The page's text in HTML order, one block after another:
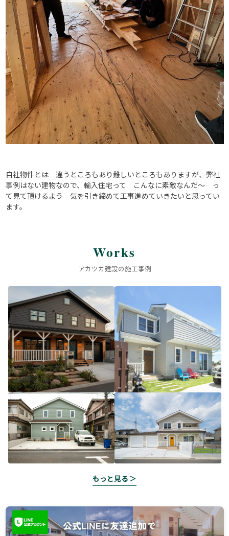
自社物件とは 違うところもあり難しいところもありますが、弊社
事例はない建物なので、輸入住宅って こんなに素敵なんだ～ っ
て見て頂けるよう 気を引き締めて工事進めていきたいと思ってい
ます。
Works
アカツカ建設の施工事例
もっと見る ＞